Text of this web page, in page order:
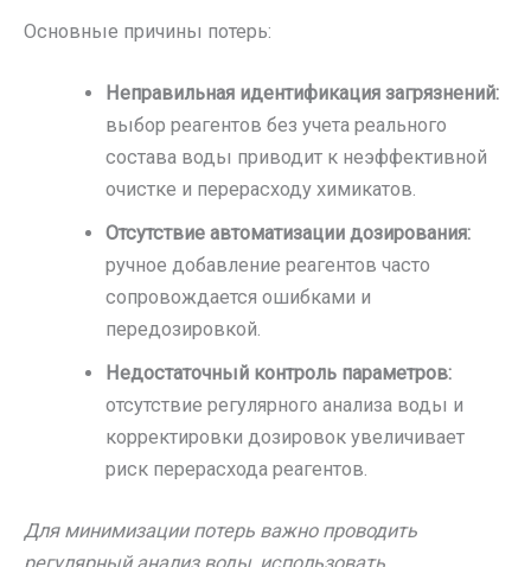
Основные причины потерь:
Неправильная идентификация загрязнений:
выбор реагентов без учета реального
состава воды приводит к неэффективной
очистке и перерасходу химикатов.
Отсутствие автоматизации дозирования:
ручное добавление реагентов часто
сопровождается ошибками и
передозировкой.
Недостаточный контроль параметров:
отсутствие регулярного анализа воды и
корректировки дозировок увеличивает
риск перерасхода реагентов.
Для минимизации потерь важно проводить
регулярный анализ воды, использовать